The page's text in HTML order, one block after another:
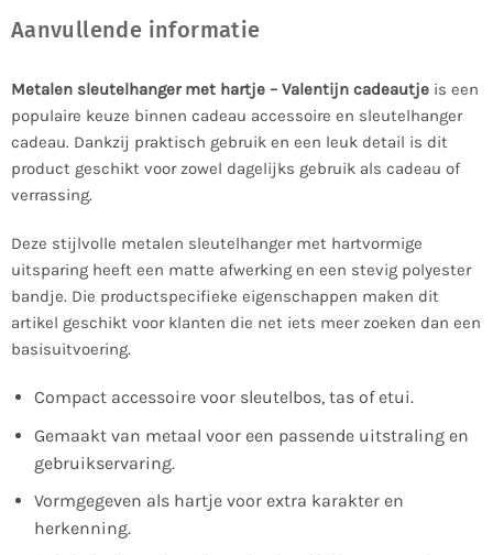
Aanvullende informatie
Metalen sleutelhanger met hartje – Valentijn cadeautjeis een
populaire keuze binnen cadeau accessoire en sleutelhanger
cadeau. Dankzij praktisch gebruik en een leuk detail is dit
product geschikt voor zowel dagelijks gebruik als cadeau of
verrassing.
Deze stijlvolle metalen sleutelhanger met hartvormige
uitsparing heeft een matte afwerking en een stevig polyester
bandje. Die productspecifieke eigenschappen maken dit
artikel geschikt voor klanten die net iets meer zoeken dan een
basisuitvoering.
Compact accessoire voor sleutelbos, tas of etui.
Gemaakt van metaal voor een passende uitstraling en
gebruikservaring.
Vormgegeven als hartje voor extra karakter en
herkenning.